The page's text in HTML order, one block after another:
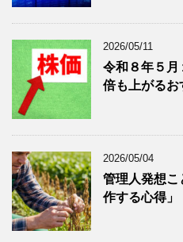
表
示
2026/05/11
令和８年５
倍も上がるお
2026/05/04
管理人発想こ
作する心得」